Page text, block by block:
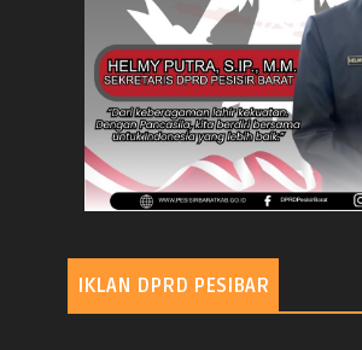
IKLAN DPRD PESIBAR